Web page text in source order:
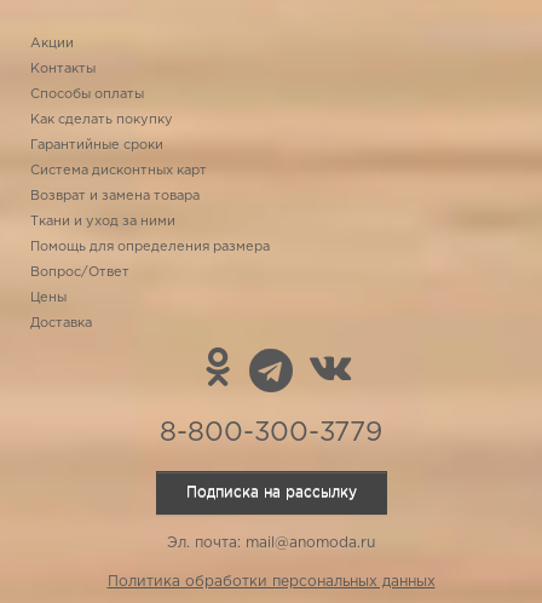
Акции
Контакты
Способы оплаты
Как сделать покупку
Гарантийные сроки
Система дисконтных карт
Возврат и замена товара
Ткани и уход за ними
Помощь для определения размера
Вопрос/Ответ
Цены
Доставка
8-800-300-3779
Подписка на рассылку
Эл. почта: mail@anomoda.ru
Политика обработки персональных данных